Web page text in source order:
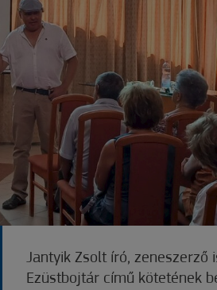
Jantyik Zsolt író,
Ezüstbojtár című kötetének